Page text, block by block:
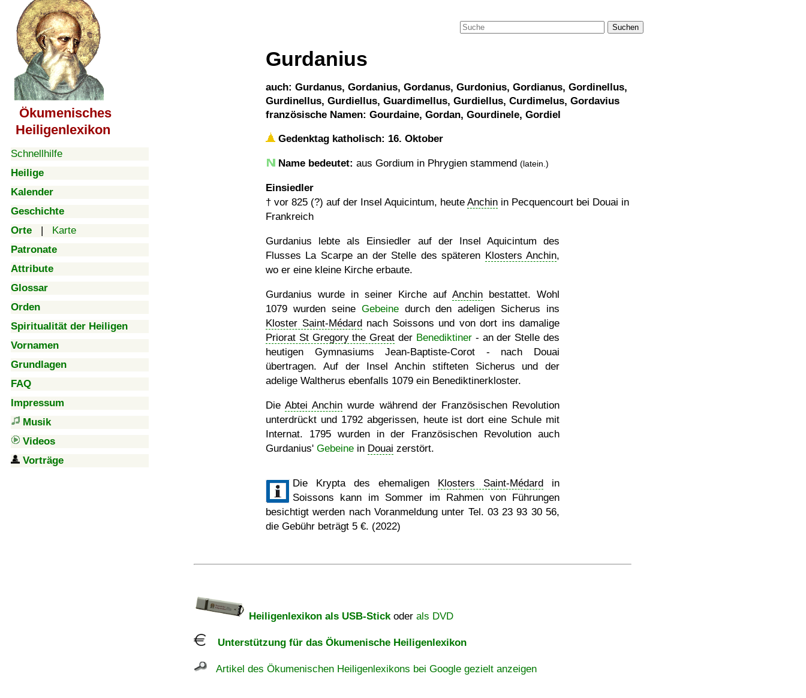
Ökumenisches
Heiligenlexikon
Schnellhilfe
Heilige
Kalender
Geschichte
Orte | Karte
Patronate
Attribute
Glossar
Orden
Spiritualität der Heiligen
Vornamen
Grundlagen
FAQ
Impressum
Musik
Videos
Vorträge
Suchen
Gurdanius
auch: Gurdanus, Gordanius, Gordanus, Gurdonius, Gordianus, Gordinellus,
Gurdinellus, Gurdiellus, Guardimellus, Gurdiellus, Curdimelus, Gordavius
französische Namen: Gourdaine, Gordan, Gourdinele, Gordiel
Gedenktag katholisch: 16. Oktober
Name bedeutet: aus Gordium in Phrygien stammend (latein.)
Einsiedler
† vor 825 (?) auf der Insel Aquicintum, heute Anchin in Pecquencourt bei Douai in
Frankreich
Gurdanius lebte als Einsiedler auf der Insel Aquicintum des
Flusses La Scarpe an der Stelle des späteren Klosters Anchin,
wo er eine kleine Kirche erbaute.
Gurdanius wurde in seiner Kirche auf Anchin bestattet. Wohl
1079 wurden seine Gebeinedurch den adeligen Sicherus ins
Kloster Saint-Médardnach Soissons und von dort ins damalige
Priorat St Gregory the Great der Benediktiner- an der Stelle des
heutigen Gymnasiums Jean-Baptiste-Corot - nach Douai
übertragen. Auf der Insel Anchin stifteten Sicherus und der
adelige Waltherus ebenfalls 1079 ein Benediktinerkloster.
DieAbtei Anchin wurde während der Französischen Revolution
unterdrückt und 1792 abgerissen, heute ist dort eine Schule mit
Internat. 1795 wurden in der Französischen Revolution auch
Gurdanius' Gebeine in Douai zerstört.
Die Krypta des ehemaligen Klosters Saint-Médard in
Soissons kann im Sommer im Rahmen von Führungen
besichtigt werden nach Voranmeldung unter Tel. 03 23 93 30 56,
die Gebühr beträgt 5 €. (2022)
Heiligenlexikon als USB-Stickoder als DVD
Unterstützung für das Ökumenische Heiligenlexikon
Artikel des Ökumenischen Heiligenlexikons bei Google gezielt anzeigen